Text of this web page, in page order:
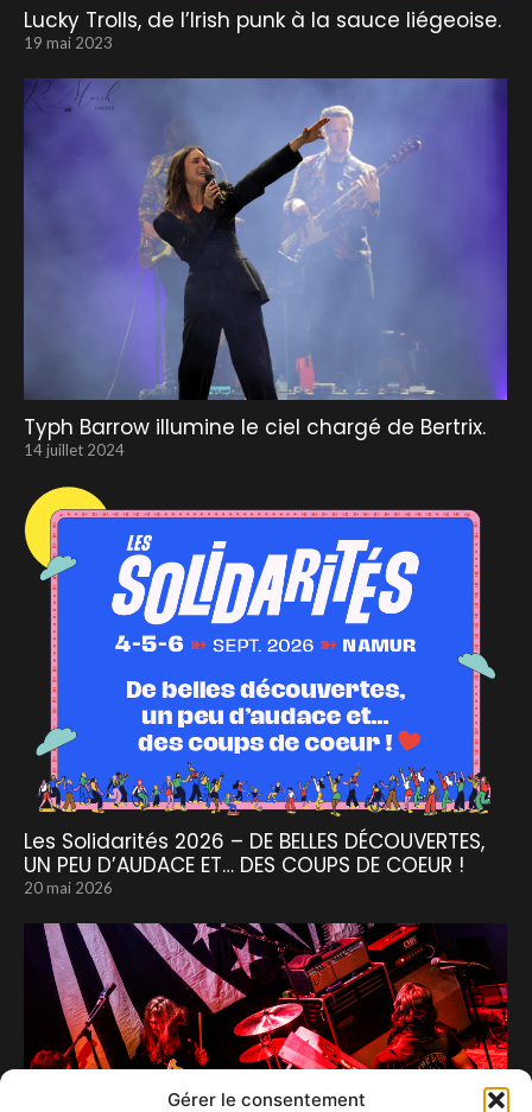
Gérer le consentement
Lucky Trolls, de l’Irish punk à la sauce liégeoise.
19 mai 2023
Typh Barrow illumine le ciel chargé de Bertrix.
14 juillet 2024
Les Solidarités 2026 – DE BELLES DÉCOUVERTES,
UN PEU D’AUDACE ET… DES COUPS DE COEUR !
20 mai 2026